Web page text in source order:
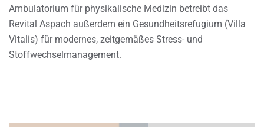
Ambulatorium für physikalische Medizin betreibt das
Revital Aspach außerdem ein Gesundheitsrefugium (Villa
Vitalis) für modernes, zeitgemäßes Stress- und
Stoffwechselmanagement.